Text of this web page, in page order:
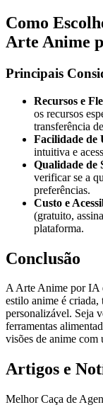
Como
Arte Anime
Principais
Recursos e
os recursos
transferência
Facilidade de
intuitiva e
Qualidade de
verificar se a
preferências.
Custo e
(gratuito,
plataforma.
Conclusão
A Arte Anime por IA
estilo anime é criada,
personalizável. Seja
ferramentas
visões de anime com
Artigos e
Melhor Caça de